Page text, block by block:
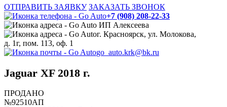
ОТПРАВИТЬ ЗАЯВКУ ЗАКАЗАТЬ ЗВОНОК
+7 (908) 208-22-33
ИП Алексеева
г. Красноярск, ул. Молокова,
д. 1г, пом. 113, оф. 1
go_auto.krk@bk.ru
Jaguar XF 2018 г.
ПРОДАНО
№92510АП